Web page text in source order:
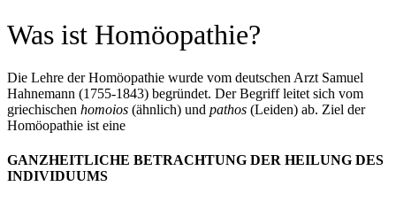
Was ist Homöopathie?
Die Lehre der Homöopathie wurde vom deutschen Arzt Samuel
Hahnemann (1755-1843) begründet. Der Begriff leitet sich vom
griechischen homoios (ähnlich) und pathos (Leiden) ab. Ziel der
Homöopathie ist eine
GANZHEITLICHE BETRACHTUNG DER HEILUNG DES
INDIVIDUUMS